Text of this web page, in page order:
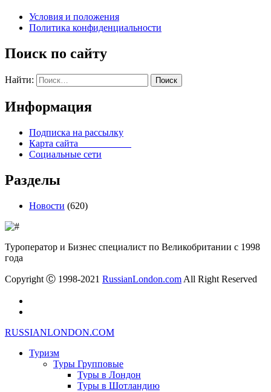
Условия и положения
Политика конфиденциальности
Поиск по сайту
Найти:
Информация
Подписка на рассылку
Карта сайта
Социальные сети
Разделы
Новости (620)
Туроператор и Бизнес специалист по Великобритании с 1998
года
Copyright Ⓒ 1998-2021 RussianLondon.com All Right Reserved
RUSSIANLONDON.COM
Туризм
Туры Групповые
Туры в Лондон
Туры в Шотландию